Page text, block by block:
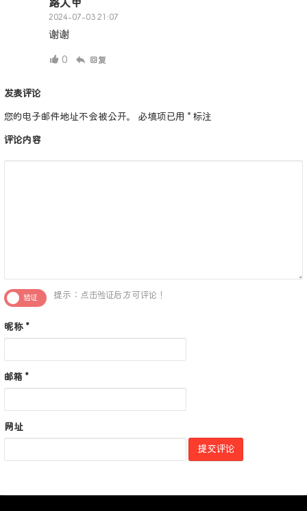
路人甲
2024-07-03 21:07
谢谢
0 回复
发表评论
您的电子邮件地址不会被公开。 必填项已用 * 标注
评论内容
提示：点击验证后方可评论！
昵称 *
邮箱 *
网址